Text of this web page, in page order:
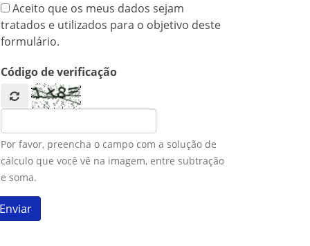
Aceito que os meus dados sejam
tratados e utilizados para o objetivo deste
formulário.
Código de verificação
Por favor, preencha o campo com a solução de
cálculo que você vê na imagem, entre subtração
e soma.